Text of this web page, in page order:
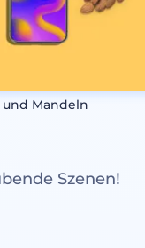
Mandeln
Szenen!